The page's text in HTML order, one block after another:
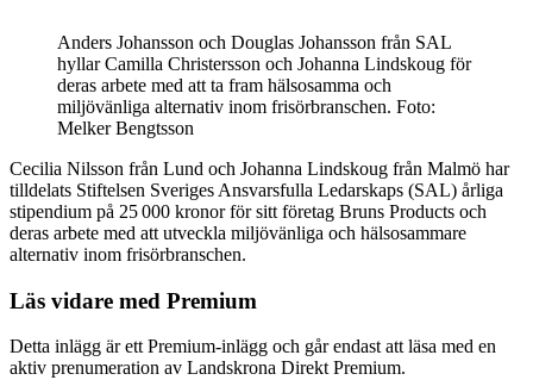
Anders Johansson och Douglas Johansson från SAL
hyllar Camilla Christersson och Johanna Lindskoug för
deras arbete med att ta fram hälsosamma och
miljövänliga alternativ inom frisörbranschen. Foto:
Melker Bengtsson
Cecilia Nilsson från Lund och Johanna Lindskoug från Malmö har
tilldelats Stiftelsen Sveriges Ansvarsfulla Ledarskaps (SAL) årliga
stipendium på 25 000 kronor för sitt företag Bruns Products och
deras arbete med att utveckla miljövänliga och hälsosammare
alternativ inom frisörbranschen.
Läs vidare med Premium
Detta inlägg är ett Premium-inlägg och går endast att läsa med en
aktiv prenumeration av Landskrona Direkt Premium.